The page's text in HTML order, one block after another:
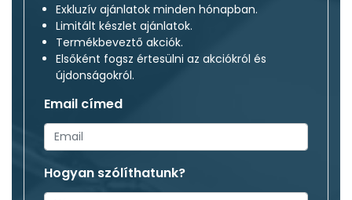
Exkluzív ajánlatok minden hónapban.
Limitált készlet ajánlatok.
Termékbeveztő akciók.
Elsőként fogsz értesülni az akciókról és
újdonságokról.
Email címed
Hogyan szólíthatunk?